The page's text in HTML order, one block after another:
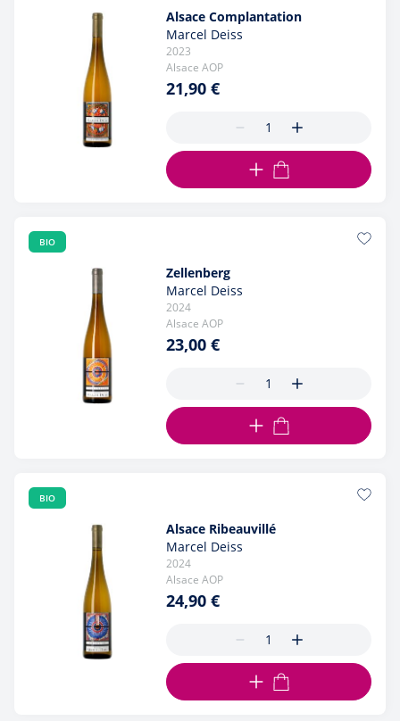
Alsace Complantation
Marcel Deiss
2023
Alsace AOP
21,90 €
AJOUTER AU PANIER
BIO
Zellenberg
Marcel Deiss
2024
Alsace AOP
23,00 €
AJOUTER AU PANIER
BIO
Alsace Ribeauvillé
Marcel Deiss
2024
Alsace AOP
24,90 €
AJOUTER AU PANIER